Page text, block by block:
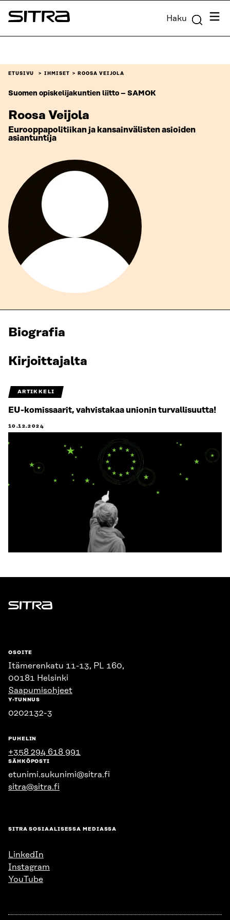
Siirry
suoraan
Sitra Haku
ETUSIVU IHMISET ROOSA VEIJOLA
Suomen opiskelijakuntien liitto – SAMOK
Roosa Veijola
Eurooppapolitiikan ja kansainvälisten asioiden
asiantuntija
Biografia
Kirjoittajalta
ARTIKKELI
EU-komissaarit, vahvistakaa unionin turvallisuutta!
10.12.2024
Sitra
OSOITE
Itämerenkatu 11-13, PL 160,
00181 Helsinki
Saapumisohjeet
Y-TUNNUS
0202132-3
PUHELIN
+358 294 618 991
SÄHKÖPOSTI
etunimi.sukunimi@sitra.fi
sitra@sitra.fi
SITRA SOSIAALISESSA MEDIASSA
LinkedIn
Instagram
YouTube